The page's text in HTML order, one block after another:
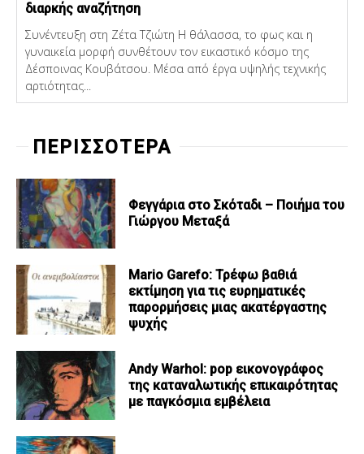
διαρκής αναζήτηση
Συνέντευξη στη Ζέτα Τζιώτη Η θάλασσα, το φως και η
γυναικεία μορφή συνθέτουν τον εικαστικό κόσμο της
Δέσποινας Κουβάτσου. Μέσα από έργα υψηλής τεχνικής
αρτιότητας...
ΠΕΡΙΣΣΟΤΕΡΑ
Φεγγάρια στο Σκόταδι – Ποιήμα του
Γιώργου Μεταξά
Mario Garefo: Τρέφω βαθιά
εκτίμηση για τις ευρηματικές
παρορμήσεις μιας ακατέργαστης
ψυχής
Andy Warhol: pop εικονογράφος
της καταναλωτικής επικαιρότητας
με παγκόσμια εμβέλεια